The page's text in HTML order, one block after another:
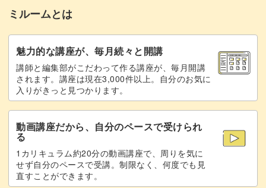
スパンコールで体の中を埋める
スパンコールをさす方向について
オーガンジーをカットする 79:15
フェルトにしつけをする 83:44
まつり縫いでフェルトに縫いつける 87:17
足をつける
フェルトを切ってブローチピンをつける
ミルームとは
魅力的な講座が、毎月続々と開講
講師と編集部がこだわって作る講座が、毎月開講
されます。講座は現在3,000件以上。自分のお気に
入りがきっと見つかります。
動画講座だから、自分のペースで受けられ
る
1カリキュラム約20分の動画講座で、周りを気に
せず自分のペースで受講。制限なく、何度でも見
直すことができます。